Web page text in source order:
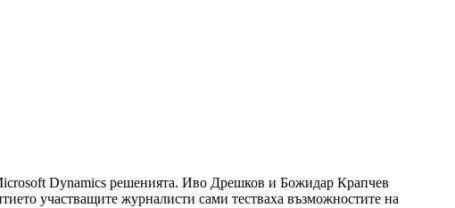
Dynamics решенията. Иво Дрешков и Божидар Крапчев
участващите журналисти сами тестваха възможностите на